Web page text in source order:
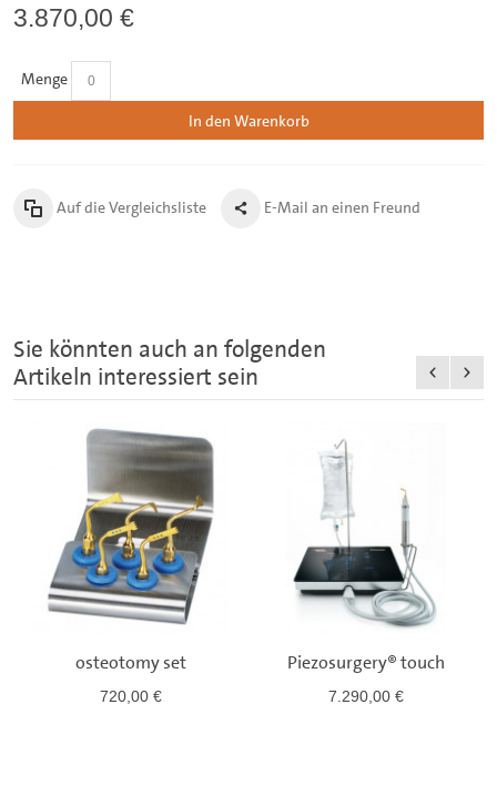
3.870,00 €
Menge
In den Warenkorb
Auf die Vergleichsliste E-Mail an einen Freund
Sie könnten auch an folgenden
Artikeln interessiert sein
osteotomy set
720,00 €
Piezosurgery® touch
7.290,00 €